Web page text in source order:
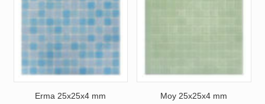
Erma 25x25x4 mm Moy 25x25x4 mm